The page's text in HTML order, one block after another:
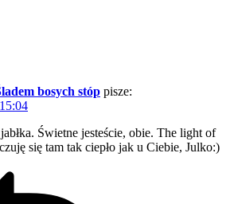
bosych stóp pisze:
Świetne jesteście, obie. The light of
się tam tak ciepło jak u Ciebie, Julko:)